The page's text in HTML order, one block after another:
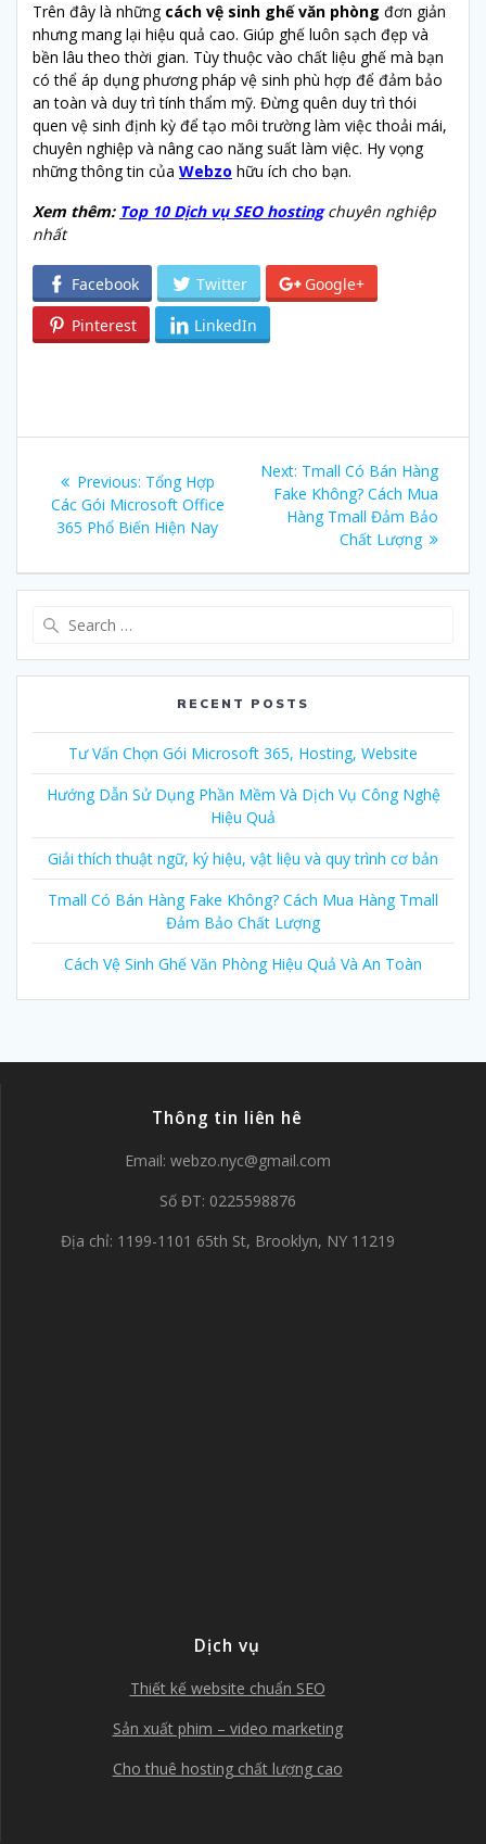
Trên đây là nhữngcách vệ sinh ghế văn phòng đơn giản
nhưng mang lại hiệu quả cao. Giúp ghế luôn sạch đẹp và
bền lâu theo thời gian. Tùy thuộc vào chất liệu ghế mà bạn
có thể áp dụng phương pháp vệ sinh phù hợp để đảm bảo
an toàn và duy trì tính thẩm mỹ. Đừng quên duy trì thói
quen vệ sinh định kỳ để tạo môi trường làm việc thoải mái,
chuyên nghiệp và nâng cao năng suất làm việc. Hy vọng
những thông tin của Webzo hữu ích cho bạn.
Xem thêm: Top 10 Dịch vụ SEO hostingchuyên nghiệp
nhất
Facebook Twitter
Google+
Pinterest
LinkedIn
navigation
Previous: Previous
post:
Tổng Hợp
Các Gói Microsoft Office
365 Phổ Biến Hiện Nay
Next: Next
post:
Tmall Có Bán Hàng
Fake Không? Cách Mua
Hàng Tmall Đảm Bảo
Chất Lượng
RECENT POSTS
Tư Vấn Chọn Gói Microsoft 365, Hosting, Website
Hướng Dẫn Sử Dụng Phần Mềm Và Dịch Vụ Công Nghệ
Hiệu Quả
Giải thích thuật ngữ, ký hiệu, vật liệu và quy trình cơ bản
Tmall Có Bán Hàng Fake Không? Cách Mua Hàng Tmall
Đảm Bảo Chất Lượng
Cách Vệ Sinh Ghế Văn Phòng Hiệu Quả Và An Toàn
Thông tin liên hê
Email: webzo.nyc@gmail.com
Số ĐT: 0225598876
Địa chỉ: 1199-1101 65th St, Brooklyn, NY 11219
Dịch vụ
Thiết kế website chuẩn SEO
Sản xuất phim – video marketing
Cho thuê hosting chất lượng cao